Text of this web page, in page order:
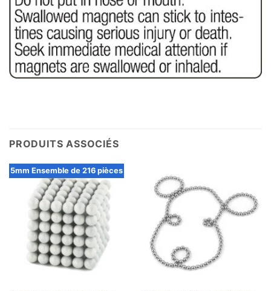
PRODUITS ASSOCIÉS
5mm Ensemble de 216 pièces